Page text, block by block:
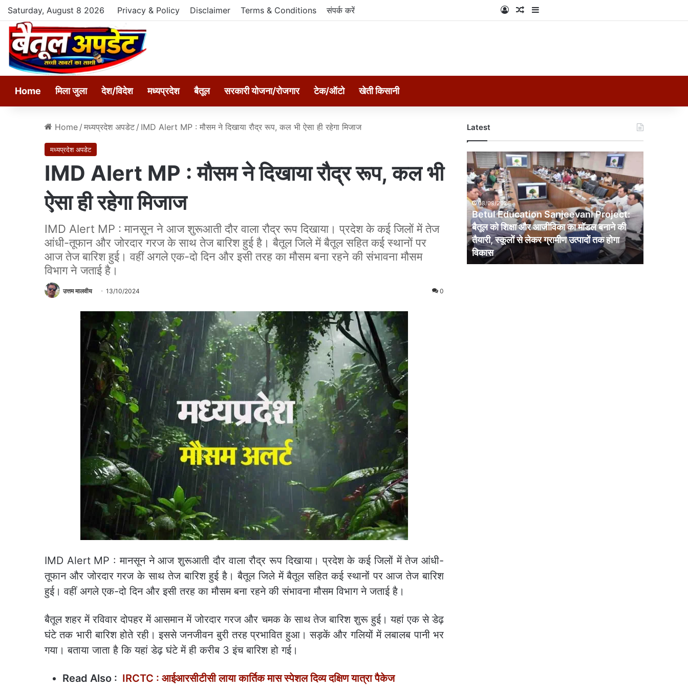
Saturday, August 8 2026 Privacy & Policy Disclaimer Terms & Conditions संपर्क करें Log InRandom Article
Sidebar
Home मिला जुला देश/विदेश मध्यप्रदेश बैतूल सरकारी योजना/रोजगार टेक/ऑटो खेती किसानी
Home / मध्यप्रदेश अपडेट / IMD Alert MP : मौसम ने दिखाया रौद्र रूप, कल भी ऐसा ही रहेगा मिजाज
मध्यप्रदेश अपडेट
IMD Alert MP : मौसम ने दिखाया रौद्र रूप, कल भी
ऐसा ही रहेगा मिजाज
IMD Alert MP : मानसून ने आज शुरूआती दौर वाला रौद्र रूप दिखाया। प्रदेश के कई जिलों में तेज
आंधी-तूफान और जोरदार गरज के साथ तेज बारिश हुई है। बैतूल जिले में बैतूल सहित कई स्थानों पर
आज तेज बारिश हुई। वहीं अगले एक-दो दिन और इसी तरह का मौसम बना रहने की संभावना मौसम
विभाग ने जताई है।
उत्तम मालवीय 13/10/2024 0
IMD Alert MP : मानसून ने आज शुरूआती दौर वाला रौद्र रूप दिखाया। प्रदेश के कई जिलों में तेज आंधी-
तूफान और जोरदार गरज के साथ तेज बारिश हुई है। बैतूल जिले में बैतूल सहित कई स्थानों पर आज तेज बारिश
हुई। वहीं अगले एक-दो दिन और इसी तरह का मौसम बना रहने की संभावना मौसम विभाग ने जताई है।
बैतूल शहर में रविवार दोपहर में आसमान में जोरदार गरज और चमक के साथ तेज बारिश शुरू हुई। यहां एक से डेढ़
घंटे तक भारी बारिश होते रही। इससे जनजीवन बुरी तरह प्रभावित हुआ। सड़कें और गलियों में लबालब पानी भर
गया। बताया जाता है कि यहां डेढ़ घंटे में ही करीब 3 इंच बारिश हो गई।
Read Also : IRCTC : आईआरसीटीसी लाया कार्तिक मास स्पेशल दिव्य दक्षिण यात्रा पैकेज
Latest
Betul
Education
Sanjeevani
Project:
बैतूल
को
शिक्षा
और
आजीविका
का
मॉडल
08/08/2026
Betul Education Sanjeevani Project:
बैतूल को शिक्षा और आजीविका का मॉडल बनाने की
तैयारी, स्कूलों से लेकर ग्रामीण उत्पादों तक होगा
विकास